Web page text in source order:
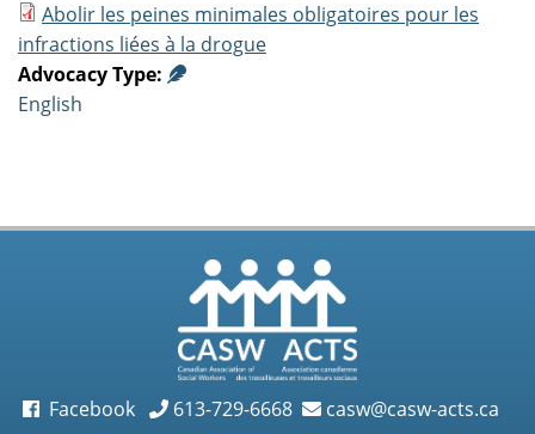
Abolir les peines minimales obligatoires pour les
infractions liées à la drogue
Advocacy Type:
English
Facebook 613-729-6668 casw@casw-acts.ca